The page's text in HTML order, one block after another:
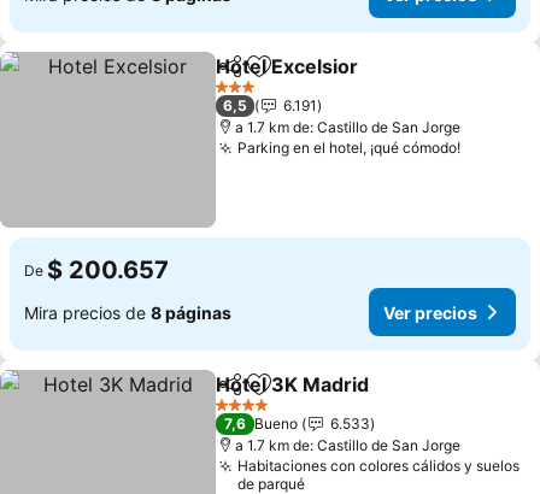
CompartirAgregar a favoritos
Hotel Excelsior
3 Estrellas
6,5
6.191
a 1.7 km de: Castillo de San Jorge
Parking en el hotel, ¡qué cómodo!Ver
De $ 200.657
Mira precios de 8 páginas Ver precios
CompartirAgregar a favoritos
Hotel 3K Madrid
4 Estrellas
7,6 Bueno
6.533
a 1.7 km de: Castillo de San Jorge
Habitaciones con colores cálidos y suelos
de parqué